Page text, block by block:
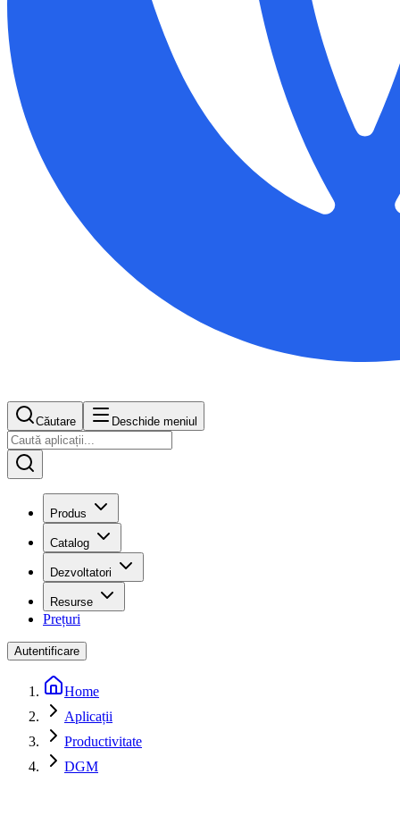
Căutare Deschide meniul
Produs
Catalog
Dezvoltatori
Resurse
Prețuri
Autentificare
Home
Aplicații
Productivitate
DGM